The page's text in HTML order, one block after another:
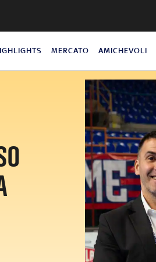
MERCATO AMICHEVOLI